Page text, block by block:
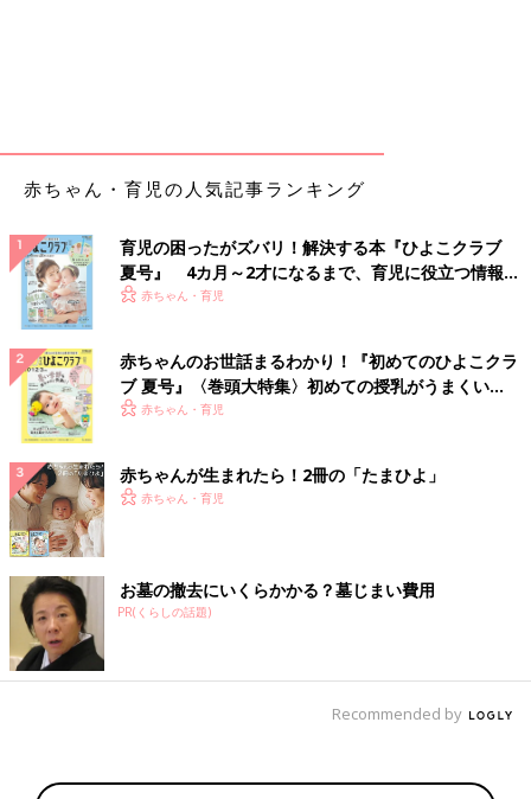
赤ちゃん・育児の人気記事ランキング
育児の困ったがズバリ！解決する本『ひよこクラブ
夏号』 4カ月～2才になるまで、育児に役立つ情報が
いっぱい！
赤ちゃん・育児
赤ちゃんのお世話まるわかり！『初めてのひよこクラ
ブ 夏号』〈巻頭大特集〉初めての授乳がうまくい
く！ おっぱい・ミルクの基本と夏のトラブル 解決テ
赤ちゃん・育児
赤ちゃんが生まれたら！2冊の「たまひよ」
赤ちゃん・育児
お墓の撤去にいくらかかる？墓じまい費用
PR(くらしの話題)
Recommended by